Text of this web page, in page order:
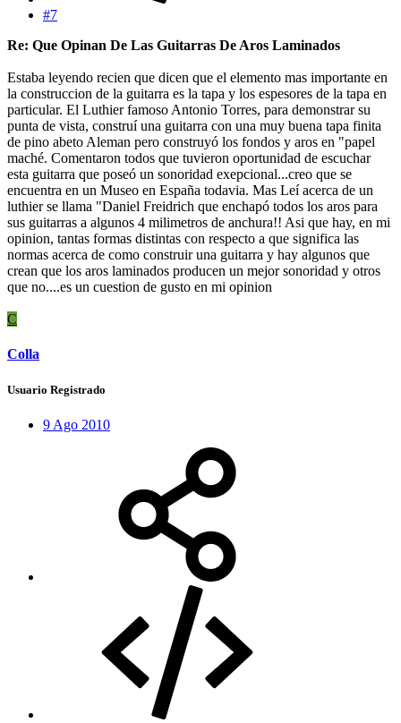
#7
Re: Que Opinan De Las Guitarras De Aros Laminados
Estaba leyendo recien que dicen que el elemento mas importante en
la construccion de la guitarra es la tapa y los espesores de la tapa en
particular. El Luthier famoso Antonio Torres, para demonstrar su
punta de vista, construí una guitarra con una muy buena tapa finita
de pino abeto Aleman pero construyó los fondos y aros en "papel
maché. Comentaron todos que tuvieron oportunidad de escuchar
esta guitarra que poseó un sonoridad exepcional...creo que se
encuentra en un Museo en España todavia. Mas Leí acerca de un
luthier se llama "Daniel Freidrich que enchapó todos los aros para
sus guitarras a algunos 4 milimetros de anchura!! Asi que hay, en mi
opinion, tantas formas distintas con respecto a que significa las
normas acerca de como construir una guitarra y hay algunos que
crean que los aros laminados producen un mejor sonoridad y otros
que no....es un cuestion de gusto en mi opinion
C
Colla
Usuario Registrado
9 Ago 2010